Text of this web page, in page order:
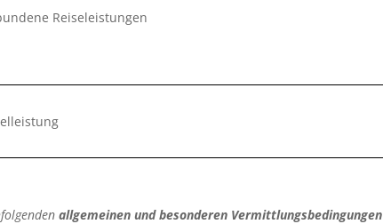
Reiseleistungen
allgemeinen und besonderen Vermittlungsbedingungen